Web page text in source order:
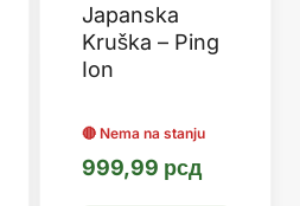
Japanska
Kruška – Ping
Ion
999,99 рсд